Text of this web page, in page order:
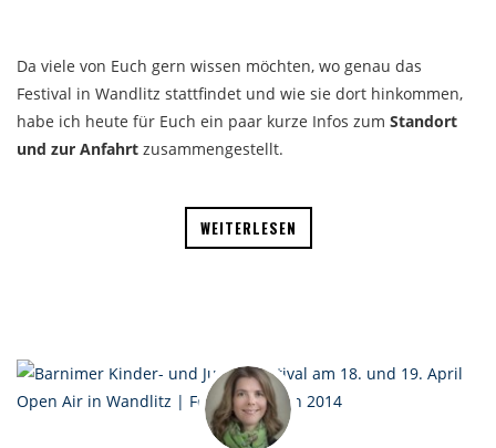
Da viele von Euch gern wissen möchten, wo genau das
Festival in Wandlitz stattfindet und wie sie dort hinkommen,
habe ich heute für Euch ein paar kurze Infos zum Standort
und zur Anfahrt zusammengestellt.
WEITERLESEN